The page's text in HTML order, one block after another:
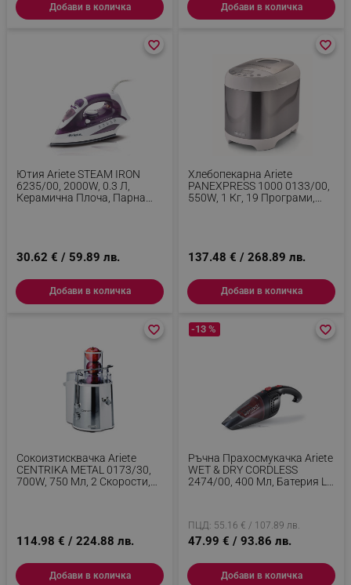
Добави в количка Добави в количка
Ютия Ariete STEAM IRON
6235/00, 2000W, 0.3 Л,
Керамична Плоча, Парна
30.62 € / 59.89 лв.
favorite_border
favorite_border
Добави в количка
Хлебопекарна Ariete
PANEXPRESS 1000 0133/00,
550W, 1 Кг, 19 Програми,
137.48 € / 268.89 лв.
favorite_border
favorite_border
Добави в количка
Сокоизтисквачка Ariete
CENTRIKA METAL 0173/30,
700W, 750 Мл, 2 Скорости,
114.98 € / 224.88 лв.
favorite_border
favorite_border
Добави в количка
Ръчна Прахосмукачка Ariete
WET & DRY CORDLESS
2474/00, 400 Мл, Батерия LI-
-13 %
ПЦД: 55.16 € / 107.89 лв.
47.99 € / 93.86 лв.
favorite_border
favorite_border
Добави в количка